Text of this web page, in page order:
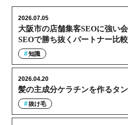
大阪市の店舗集客SEOに強い
SEOで勝ち抜くパートナー比較
2026.07.05
知識
髪の主成分ケラチンを作るタ
2026.04.20
抜け毛